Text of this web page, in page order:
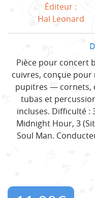
Éditeur :
Hal Leonard
Pièce pour concert
cuivres, conçue
pupitres — cornets,
tubas et
incluses. Difficulté :
Midnight Hour, 3
Soul Man.